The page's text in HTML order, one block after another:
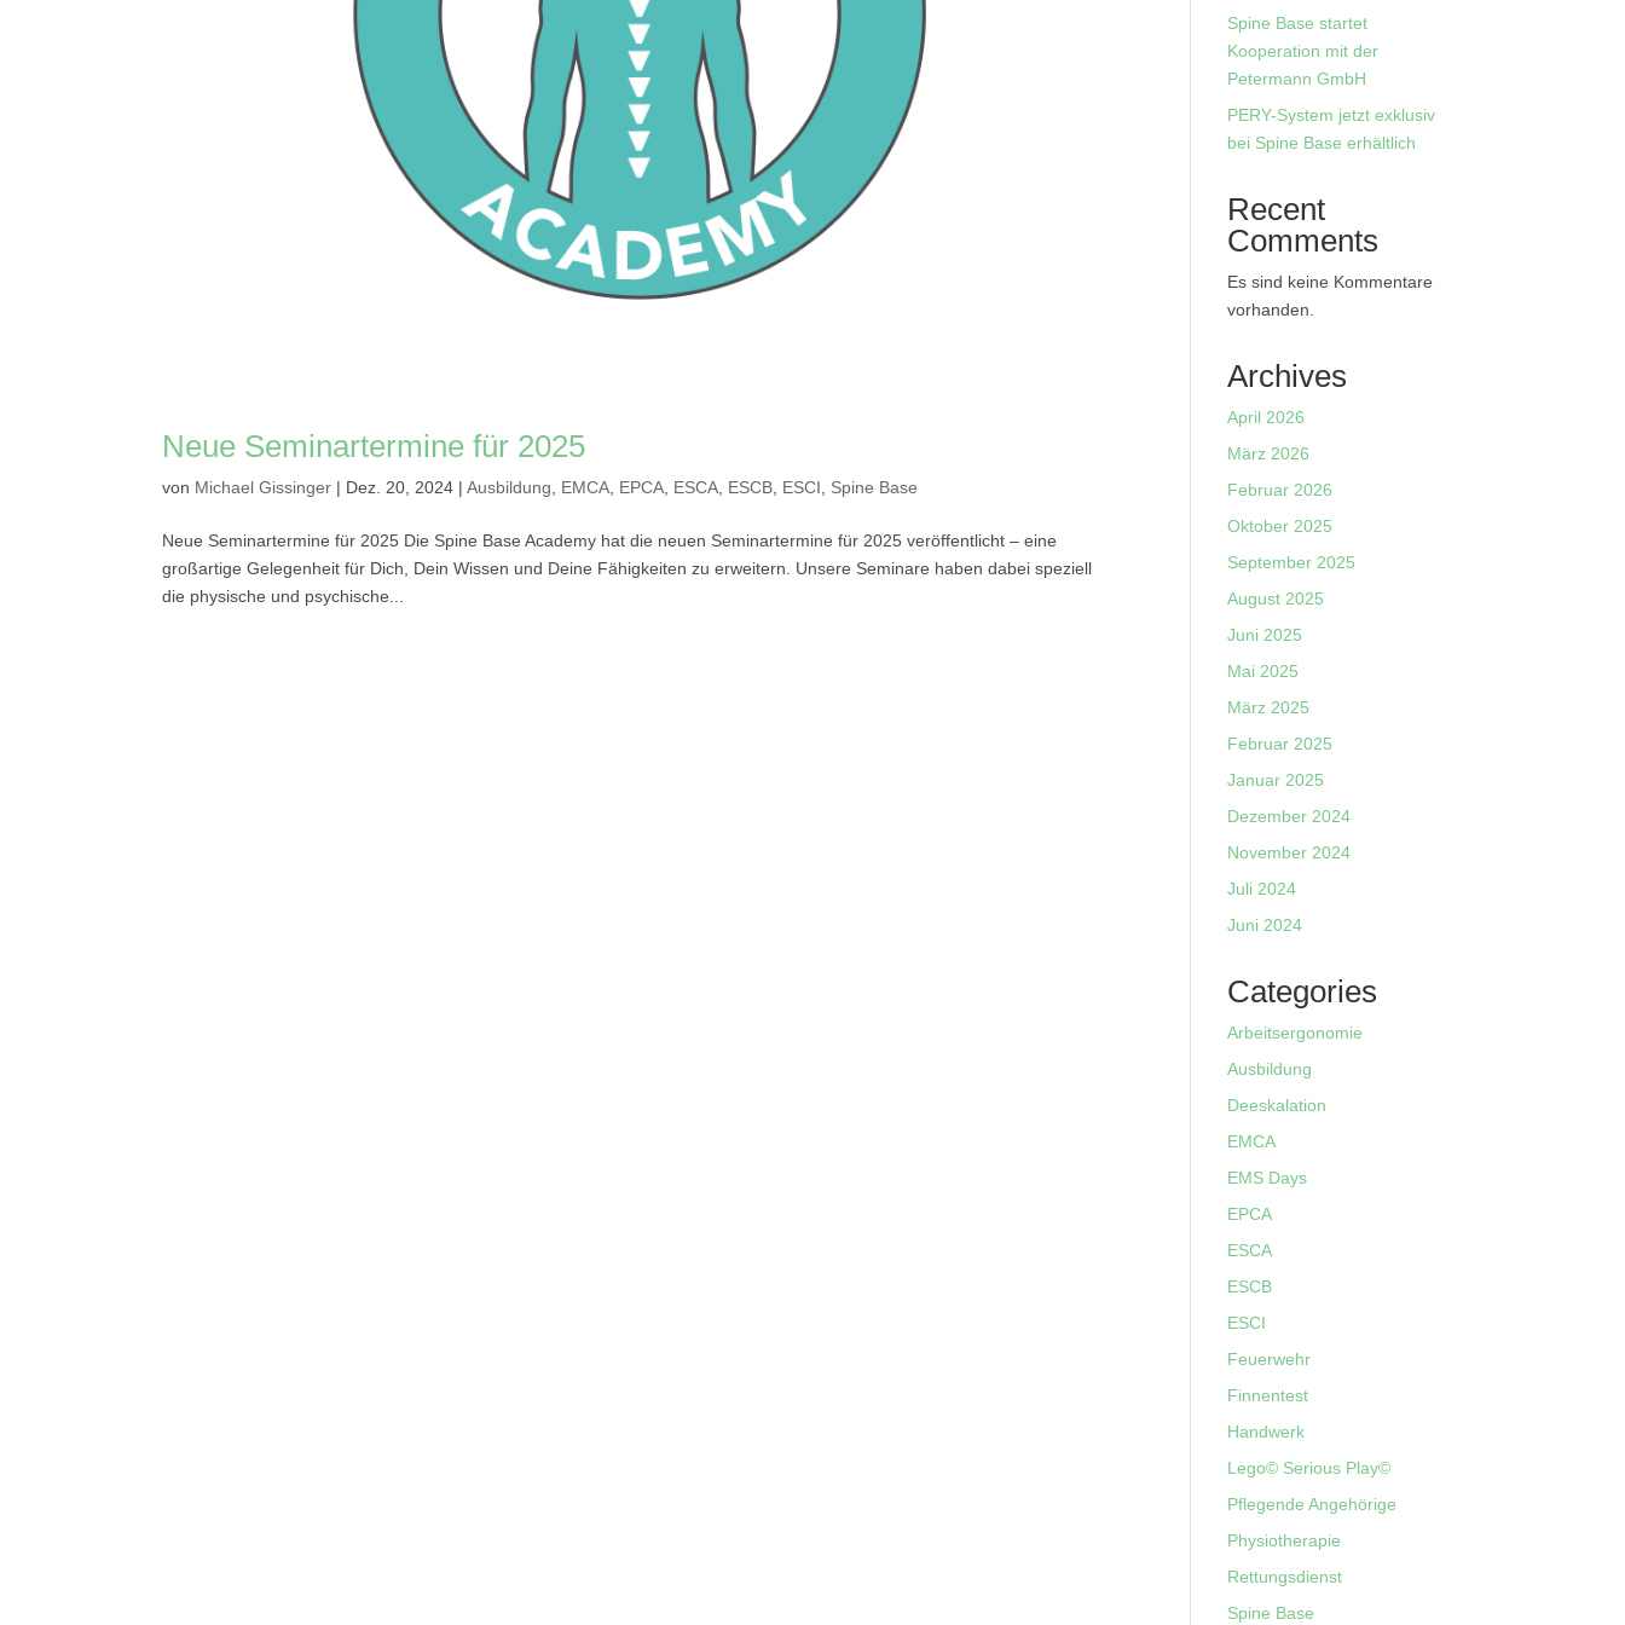
Neue Seminartermine für 2025
von Michael Gissinger | Dez. 20, 2024 |Ausbildung EMCA EPCA ESCA ESCB ESCI Spine Base
Neue Seminartermine für 2025 Die Spine Base Academy hat die neuen Seminartermine für 2025 veröffentlicht – eine
großartige Gelegenheit für Dich, Dein Wissen und Deine Fähigkeiten zu erweitern. Unsere Seminare haben dabei speziell
die physische und psychische...
Spine Base startet
Kooperation mit der
Petermann GmbH
PERY-System jetzt exklusiv
bei Spine Base erhältlich
Recent
Comments
Es sind keine Kommentare
vorhanden.
Archives
April 2026
März 2026
Februar 2026
Oktober 2025
September 2025
August 2025
Juni 2025
Mai 2025
März 2025
Februar 2025
Januar 2025
Dezember 2024
November 2024
Juli 2024
Juni 2024
Categories
Arbeitsergonomie
Ausbildung
Deeskalation
EMCA
EMS Days
EPCA
ESCA
ESCB
ESCI
Feuerwehr
Finnentest
Handwerk
Lego© Serious Play©
Pflegende Angehörige
Physiotherapie
Rettungsdienst
Spine Base